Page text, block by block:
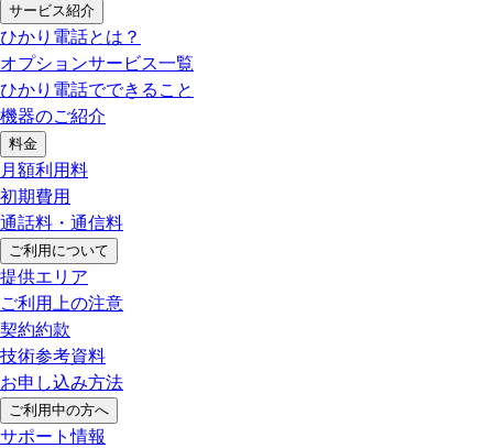
サービス紹介
ひかり電話とは？
オプションサービス一覧
ひかり電話でできること
機器のご紹介
料金
月額利用料
初期費用
通話料・通信料
ご利用について
提供エリア
ご利用上の注意
契約約款
技術参考資料
お申し込み方法
ご利用中の方へ
サポート情報